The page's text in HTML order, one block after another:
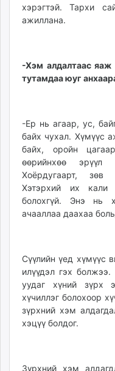
хэрэгтэй. Тархи
ажиллана.
-Хэм алдалтаас яаж
тутамдаа юуг
-Ер нь агаар, ус,
байх чухал. Хүмүүс
байх, оройн
өөрийнхөө эрүүл
Хоёрдугаарт, зөв
Хэтэрхий их кали
болохгүй. Энэ нь
ачааллаа даахаа
Сүүлийн үед хүмүүс
илүүдэл гэх
уудаг хүний зүрх
хүчиллэг болохоор
зүрхний хэм
хэцүү болдог.
Зүрхний хэм